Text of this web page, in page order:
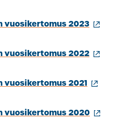
vuosikertomus 2023(ulkoinen
vuosikertomus 2022(ulkoinen
vuosikertomus 2021 (ulkoinen
vuosikertomus 2020 (ulkoinen